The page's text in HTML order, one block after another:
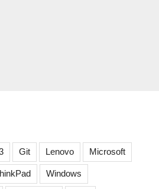
Git Lenovo Microsoft
Windows